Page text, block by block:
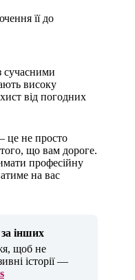
її до
сучасними
високу
від погодних
це не просто
що вам дороге.
професійну
на вас
інших
щоб не
історії —